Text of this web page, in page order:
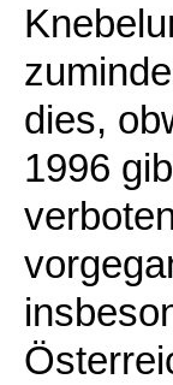
dies,
1996